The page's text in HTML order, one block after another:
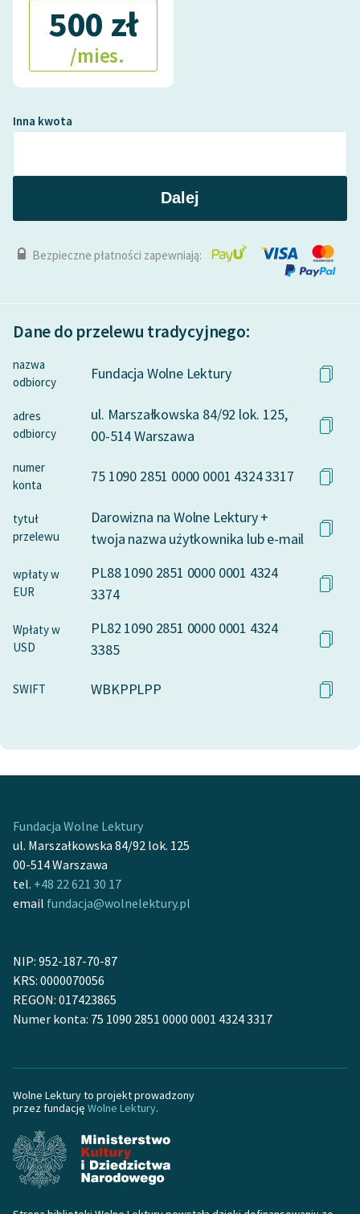
500 zł
/mies.
Inna kwota
Dalej
Bezpieczne płatności zapewniają:
Dane do przelewu tradycyjnego:
nazwa
odbiorcy
Fundacja Wolne Lektury
adres
odbiorcy
ul. Marszałkowska 84/92 lok. 125,
00-514 Warszawa
numer
konta
75 1090 2851 0000 0001 4324 3317
tytuł
przelewu
Darowizna na Wolne Lektury +
twoja nazwa użytkownika lub e-mail
wpłaty w
EUR
PL88 1090 2851 0000 0001 4324
3374
Wpłaty w
USD
PL82 1090 2851 0000 0001 4324
3385
SWIFT WBKPPLPP
Fundacja Wolne Lektury
ul. Marszałkowska 84/92 lok. 125
00-514 Warszawa
tel. +48 22 621 30 17
email fundacja@wolnelektury.pl
NIP: 952-187-70-87
KRS: 0000070056
REGON: 017423865
Numer konta: 75 1090 2851 0000 0001 4324 3317
Wolne Lektury to projekt prowadzony
przez fundację Wolne Lektury.